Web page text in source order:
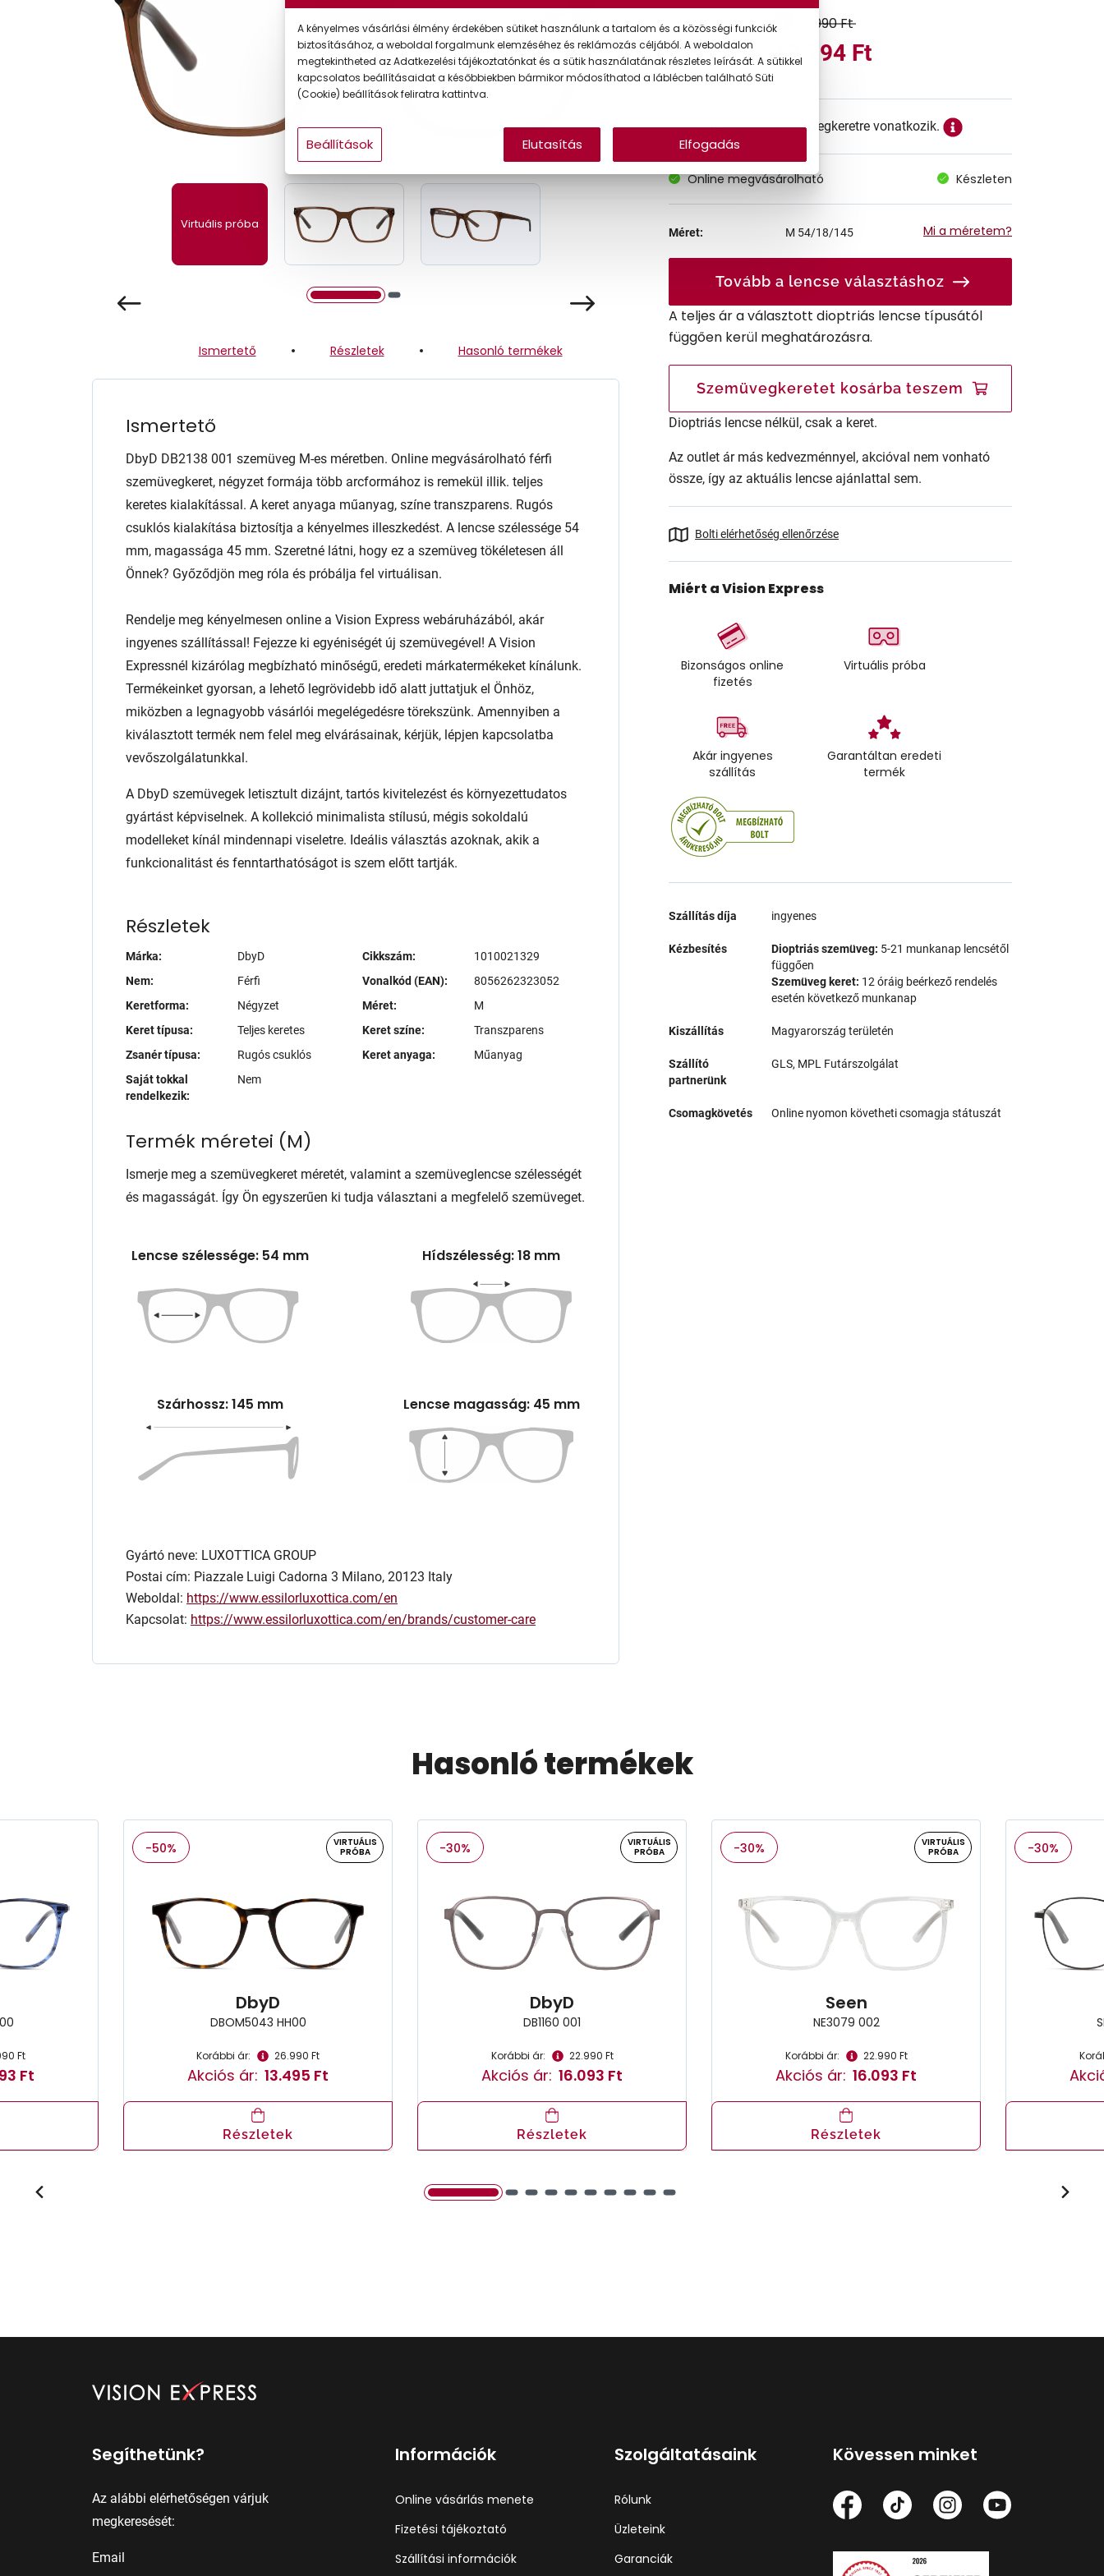
Gyermek
Virtuális próba
Ismertető Részletek Hasonló termékek
Ismertető
DbyD DB2138 001 szemüveg M-es méretben. Online megvásárolható férfi
szemüvegkeret, négyzet formája több arcformához is remekül illik. teljes
keretes kialakítással. A keret anyaga műanyag, színe transzparens. Rugós
csuklós kialakítása biztosítja a kényelmes illeszkedést. A lencse szélessége 54
mm, magassága 45 mm. Szeretné látni, hogy ez a szemüveg tökéletesen áll
Önnek? Győződjön meg róla és próbálja fel virtuálisan.
Rendelje meg kényelmesen online a Vision Express webáruházából, akár
ingyenes szállítással! Fejezze ki egyéniségét új szemüvegével! A Vision
Expressnél kizárólag megbízható minőségű, eredeti márkatermékeket kínálunk.
Termékeinket gyorsan, a lehető legrövidebb idő alatt juttatjuk el Önhöz,
miközben a legnagyobb vásárlói megelégedésre törekszünk. Amennyiben a
kiválasztott termék nem felel meg elvárásainak, kérjük, lépjen kapcsolatba
vevőszolgálatunkkal.
A DbyD szemüvegek letisztult dizájnt, tartós kivitelezést és környezettudatos
gyártást képviselnek. A kollekció minimalista stílusú, mégis sokoldalú
modelleket kínál mindennapi viseletre. Ideális választás azoknak, akik a
funkcionalitást és fenntarthatóságot is szem előtt tartják.
Részletek
Márka:
DbyD
Nem:
Férfi
Keretforma:
Négyzet
Keret típusa:
Teljes keretes
Zsanér típusa:
Rugós csuklós
Saját tokkal
rendelkezik:
Nem
Cikkszám:
1010021329
Vonalkód (EAN):
8056262323052
Méret:
M
Keret színe:
Transzparens
Keret anyaga:
Műanyag
Termék méretei (M)
Ismerje meg a szemüvegkeret méretét, valamint a szemüveglencse szélességét
és magasságát. Így Ön egyszerűen ki tudja választani a megfelelő szemüveget.
Lencse szélessége: 54 mm Hídszélesség: 18 mm
Szárhossz: 145 mm Lencse magasság: 45 mm
Gyártó neve: LUXOTTICA GROUP
Postai cím: Piazzale Luigi Cadorna 3 Milano, 20123 Italy
Weboldal: https://www.essilorluxottica.com/en
Kapcsolat: https://www.essilorluxottica.com/en/brands/customer-care
Korábbi ár: 22.990 Ft
13.794 Ft
A feltűntetett ár a szemüvegkeretre vonatkozik.
Online megvásárolható Készleten
Méret: M 54/18/145 Mi a méretem?
Tovább a lencse választáshoz
A teljes ár a választott dioptriás lencse típusától
függően kerül meghatározásra.
Szemüvegkeretet kosárba teszem
Dioptriás lencse nélkül, csak a keret.
Az outlet ár más kedvezménnyel, akcióval nem vonható
össze, így az aktuális lencse ajánlattal sem.
Bolti elérhetőség ellenőrzése
Miért a Vision Express
Bizonságos online
fizetés
Virtuális próba
Akár ingyenes
szállítás
Garantáltan eredeti
termék
Szállítás díja ingyenes
Kézbesítés Dioptriás szemüveg: 5-21 munkanap lencsétől
függően
Szemüveg keret: 12 óráig beérkező rendelés
esetén következő munkanap
Kiszállítás Magyarország területén
Szállító
partnerünk
GLS, MPL Futárszolgálat
Csomagkövetés Online nyomon követheti csomagja státuszát
Hasonló termékek
Ft
Ft
-50%
VIRTUÁLIS
PRÓBA
DbyD
DBOM5043 HH00
Korábbi ár: 26.990 Ft
Akciós ár: 13.495 Ft
Részletek
-30%
VIRTUÁLIS
PRÓBA
DbyD
DB1160 001
Korábbi ár: 22.990 Ft
Akciós ár: 16.093 Ft
Részletek
-30%
VIRTUÁLIS
PRÓBA
Seen
NE3079 002
Korábbi ár: 22.990 Ft
Akciós ár: 16.093 Ft
Részletek
-30%
Segíthetünk?
Az alábbi elérhetőségen várjuk
megkeresését:
Email
Információk
Online vásárlás menete
Fizetési tájékoztató
Szállítási információk
Szolgáltatásaink
Rólunk
Üzleteink
Garanciák
Kövessen minket
A kényelmes vásárlási élmény érdekében sütiket használunk a tartalom és a közösségi funkciók
biztosításához, a weboldal forgalmunk elemzéséhez és reklámozás céljából. A weboldalon
megtekintheted az Adatkezelési tájékoztatónkat és a sütik használatának részletes leírását. A sütikkel
kapcsolatos beállításaidat a későbbiekben bármikor módosíthatod a láblécben található Süti
(Cookie) beállítások feliratra kattintva.
Beállítások Elutasítás Elfogadás